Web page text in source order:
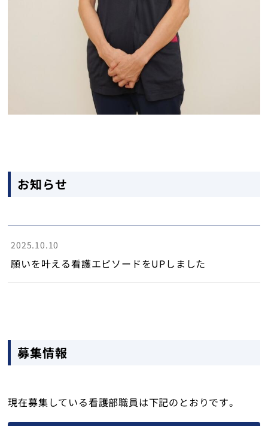
お知らせ
2025.10.10
願いを叶える看護エピソードをUPしました
募集情報
現在募集している看護部職員は下記のとおりです。